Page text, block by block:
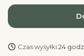
Czas wysyłki:24